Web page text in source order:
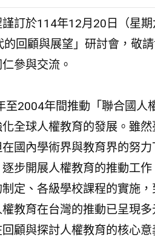
訂於114年12月20日（星
回顧與展望」研討會，敬
參與交流。
至2004年間推動「聯合國人
全球人權教育的發展。雖然
國內學術界與教育界的努力
步開展人權教育的推動工作
定、各級學校課程的實施，
教育在台灣的推動已呈現多
顧與探討人權教育的核心意